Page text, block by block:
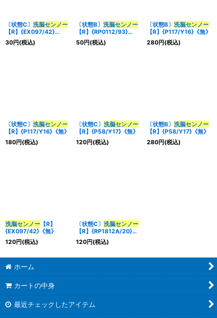
〔状態C〕 洗脳センノー
【R】{EX097/42}
《無》
30円(税込)
〔状態B〕 洗脳センノー
【R】{RP0112/93}
《無》
50円(税込)
〔状態B〕 洗脳センノー
【R】{P117/Y16}《無》
280円(税込)
〔状態C〕 洗脳センノー
【R】{P117/Y16}《無》
180円(税込)
〔状態C〕 洗脳センノー
【R】{P58/Y17}《無》
120円(税込)
〔状態B〕 洗脳センノー
【R】{P58/Y17}《無》
280円(税込)
洗脳センノー 【R】
{EX097/42}《無》
120円(税込)
〔状態C〕 洗脳センノー
【R】{RP1812A/20}
《無》
120円(税込)
ホーム
カートの中身
最近チェックしたアイテム